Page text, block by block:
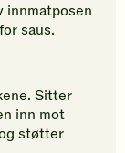
innmatposen
saus.
Sitter
inn mot
støtter